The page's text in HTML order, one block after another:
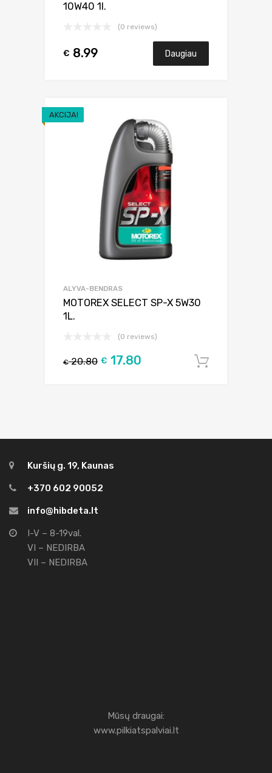
10W40 1l.
(0 reviews)
€ 8.99 Daugiau
AKCIJA!
ALYVA-BENDRAS
MOTOREX SELECT SP-X 5W30
1L.
(0 reviews)
€20.80 € 17.80
Kuršių g. 19, Kaunas
+370 602 90052
info@hibdeta.lt
I-V – 8-19val.
VI – NEDIRBA
VII – NEDIRBA
Mūsų draugai:
www.pilkiatspalviai.lt